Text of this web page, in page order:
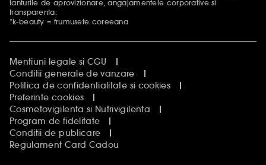
lanturile de aprovizionare, angajamentele corporative si
transparenta.
*k-beauty = frumusete coreeana
Mentiuni legale si CGU
Conditii generale de vanzare
Politica de confidentialitate si cookies
Preferinte cookies
Cosmetovigilenta si Nutrivigilenta
Program de fidelitate
Conditii de publicare
Regulament Card Cadou